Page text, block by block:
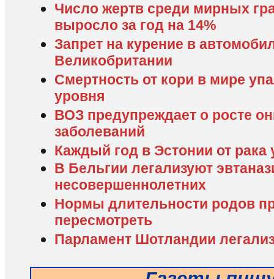
Число жертв среди мирных
выросло за год на 14%
Запрет на курение в
Великобритании
Смертность от кори в мире
уровня
ВОЗ предупреждает о росте
заболеваний
Каждый год в Эстонии от рака
В Бельгии легализуют
несовершеннолетних
Нормы длительности родов
пересмотреть
Парламент Шотландии